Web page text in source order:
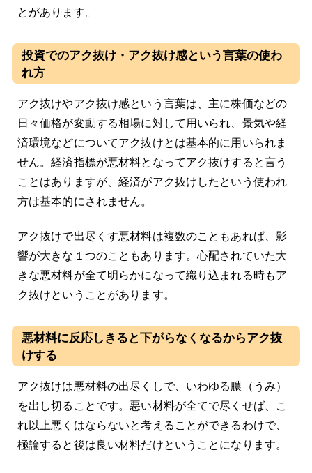
とがあります。
投資でのアク抜け・アク抜け感という言葉の使わ
れ方
アク抜けやアク抜け感という言葉は、主に株価などの
日々価格が変動する相場に対して用いられ、景気や経
済環境などについてアク抜けとは基本的に用いられま
せん。経済指標が悪材料となってアク抜けすると言う
ことはありますが、経済がアク抜けしたという使われ
方は基本的にされません。
アク抜けで出尽くす悪材料は複数のこともあれば、影
響が大きな１つのこともあります。心配されていた大
きな悪材料が全て明らかになって織り込まれる時もア
ク抜けということがあります。
悪材料に反応しきると下がらなくなるからアク抜
けする
アク抜けは悪材料の出尽くしで、いわゆる膿（うみ）
を出し切ることです。悪い材料が全てで尽くせば、こ
れ以上悪くはならないと考えることができるわけで、
極論すると後は良い材料だけということになります。